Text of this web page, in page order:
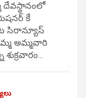
దేవస్థానంలో
కే
సిరాన్యూస్
అమ్మవారి